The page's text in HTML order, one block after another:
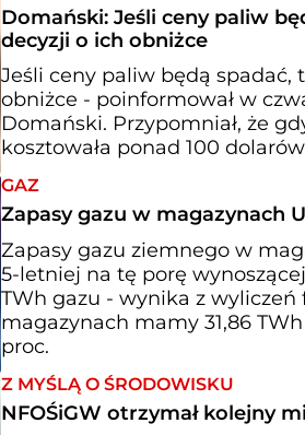
Domański: Jeśli ceny paliw
decyzji o ich obniżce
Jeśli ceny paliw będą spadać,
obniżce - poinformował w
Domański. Przypomniał, że
kosztowała ponad 100
GAZ
Zapasy gazu w magazynach
Zapasy gazu ziemnego w
5-letniej na tę porę
TWh gazu - wynika z
magazynach mamy 31,86
proc.
Z MYŚLĄ O ŚRODOWISKU
NFOŚiGW otrzymał kolejny